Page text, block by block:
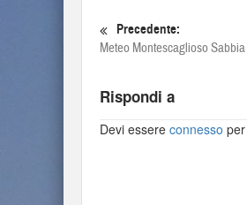
Precedente:
Meteo Montescaglioso
Rispondi a
Devi essere connesso